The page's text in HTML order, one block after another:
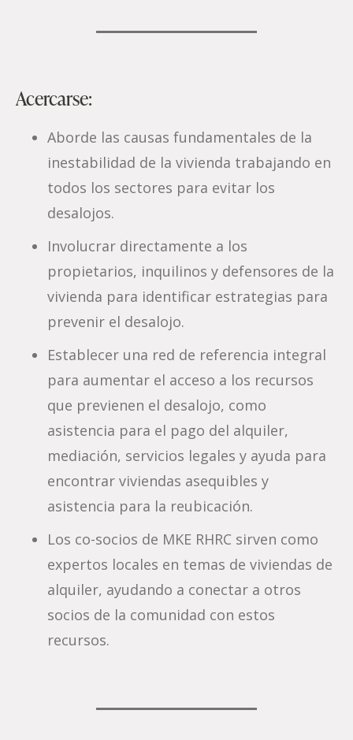
Acercarse:
Aborde las causas fundamentales de la
inestabilidad de la vivienda trabajando en
todos los sectores para evitar los
desalojos.
Involucrar directamente a los
propietarios, inquilinos y defensores de la
vivienda para identificar estrategias para
prevenir el desalojo.
Establecer una red de referencia integral
para aumentar el acceso a los recursos
que previenen el desalojo, como
asistencia para el pago del alquiler,
mediación, servicios legales y ayuda para
encontrar viviendas asequibles y
asistencia para la reubicación.
Los co-socios de MKE RHRC sirven como
expertos locales en temas de viviendas de
alquiler, ayudando a conectar a otros
socios de la comunidad con estos
recursos.